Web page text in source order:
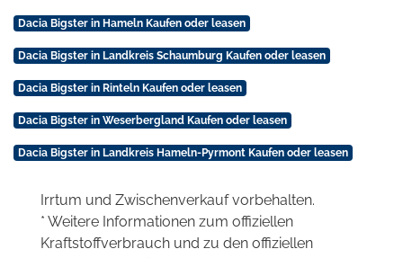
Dacia Bigster in Hameln Kaufen oder leasen
Dacia Bigster in Landkreis Schaumburg Kaufen oder leasen
Dacia Bigster in Rinteln Kaufen oder leasen
Dacia Bigster in Weserbergland Kaufen oder leasen
Dacia Bigster in Landkreis Hameln-Pyrmont Kaufen oder leasen
Irrtum und Zwischenverkauf vorbehalten.
* Weitere Informationen zum offiziellen
Kraftstoffverbrauch und zu den offiziellen